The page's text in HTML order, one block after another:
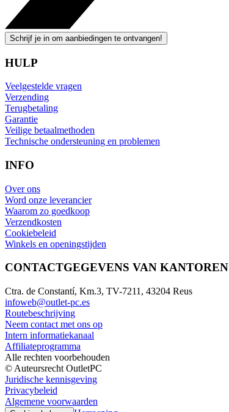
Schrijf je in om aanbiedingen te ontvangen!
HULP
Veelgestelde vragen
Verzending
Terugbetaling
Garantie
Veilige betaalmethoden
Technische ondersteuning en problemen
INFO
Over ons
Word onze leverancier
Waarom zo goedkoop
Verzendkosten
Cookiebeleid
Winkels en openingstijden
CONTACTGEGEVENS VAN KANTOREN
Ctra. de Constantí, Km.3, TV-7211, 43204 Reus
infoweb@outlet-pc.es
Routebeschrijving
Neem contact met ons op
Intern informatiekanaal
Affiliateprogramma
Alle rechten voorbehouden
© Auteursrecht OutletPC
Juridische kennisgeving
Privacybeleid
Algemene voorwaarden